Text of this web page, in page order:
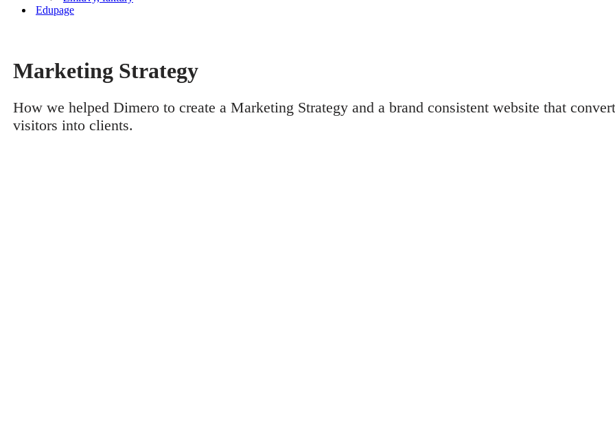
Edupage
Marketing Strategy
How we helped Dimero to create a Marketing Strategy and a brand consistent website that
visitors into clients.